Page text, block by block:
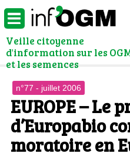
Veille citoyenne
d'information sur les
et les semences
n°77 - juillet 2006
EUROPE – Le
d’Europabio
moratoire en